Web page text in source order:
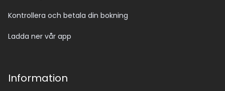
Kontrollera och betala din bokning
Ladda ner vår app
Information